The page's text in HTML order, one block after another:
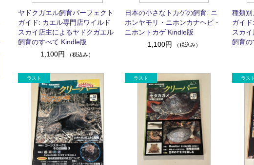
ヤドクガエル飼育パーフェクト
ガイド: カエル専門店ワイルド
スカイ店主によるヤドクガエル
飼育のすべて Kindle版
1,100円
（税込み）
日本の小さなトカゲの飼育: ニ
ホンヤモリ・ニホンカナヘビ・
ニホントカゲ Kindle版
1,100円
（税込み）
種類
ガイ
スカ
飼育